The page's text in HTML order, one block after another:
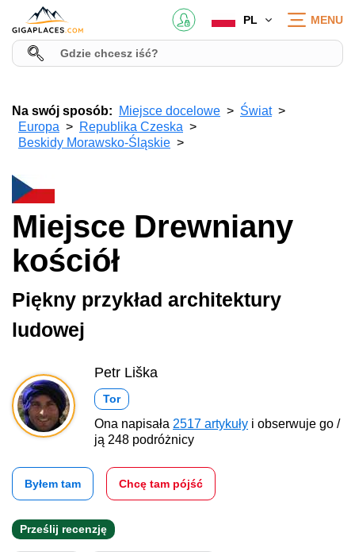
PL MENU
Na swój sposób: Miejsce docelowe
Świat
Europa
Republika Czeska
Beskidy Morawsko-Śląskie
Miejsce Drewniany
kościół
Piękny przykład architektury
ludowej
Petr Liška
Tor
Ona napisała 2517 artykuły i obserwuje go /
ją 248 podróżnicy
Byłem tam Chcę tam pójść
Prześlij recenzję